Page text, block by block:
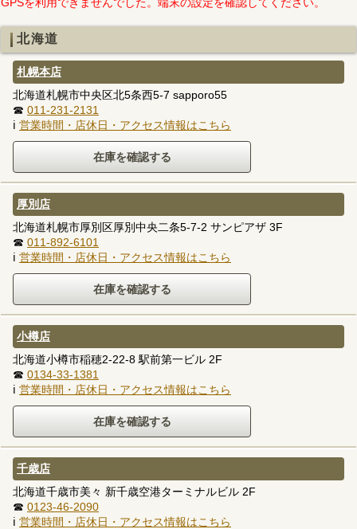
北海道
札幌本店
北海道札幌市中央区北5条西5-7 sapporo55
☎ 011-231-2131
ℹ 営業時間・店休日・アクセス情報はこちら
厚別店
北海道札幌市厚別区厚別中央二条5-7-2 サンピアザ 3F
☎ 011-892-6101
ℹ 営業時間・店休日・アクセス情報はこちら
小樽店
北海道小樽市稲穂2-22-8 駅前第一ビル 2F
☎ 0134-33-1381
ℹ 営業時間・店休日・アクセス情報はこちら
千歳店
北海道千歳市美々 新千歳空港ターミナルビル 2F
☎ 0123-46-2090
ℹ 営業時間・店休日・アクセス情報はこちら